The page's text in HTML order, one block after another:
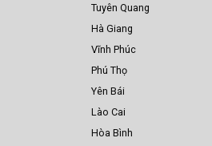
Tuyên Quang
Hà Giang
Vĩnh Phúc
Phú Thọ
Yên Bái
Lào Cai
Hòa Bình